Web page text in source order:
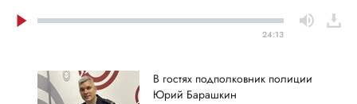
24:13
В гостях подполковник полиции
Юрий Барашкин